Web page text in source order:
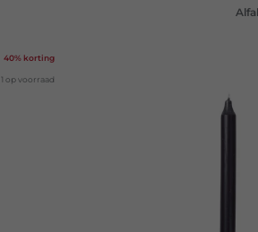
40% korting
1 op voorraad